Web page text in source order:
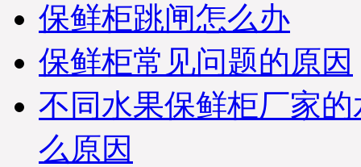
保鲜柜跳闸怎么办
保鲜柜常见问题的原因
不同水果保鲜柜厂家
么原因